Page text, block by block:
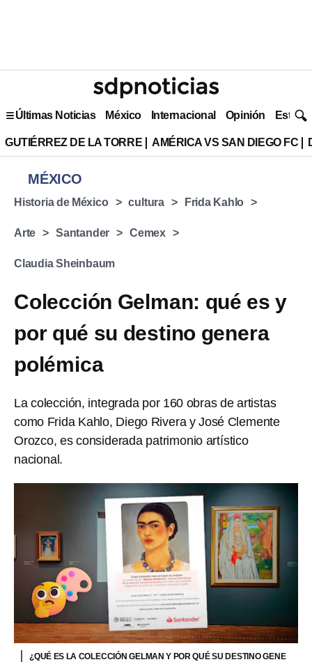
Últimas Noticias México Internacional Opinión Estilo
GUTIÉRREZ DE LA TORRE AMÉRICA VS SAN DIEGO FC
MÉXICO
Historia de México cultura Frida Kahlo
Arte Santander Cemex
Claudia Sheinbaum
Colección Gelman: qué es y
por qué su destino genera
polémica
La colección, integrada por 160 obras de artistas
como Frida Kahlo, Diego Rivera y José Clemente
Orozco, es considerada patrimonio artístico
nacional.
¿QUÉ ES LA COLECCIÓN GELMAN Y POR QUÉ SU DESTINO GENE